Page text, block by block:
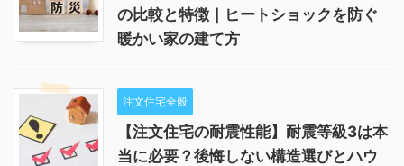
の比較と特徴｜ヒートショックを防ぐ
暖かい家の建て方
注文住宅全般
【注文住宅の耐震性能】耐震等級3は本
当に必要？後悔しない構造選びとハウ